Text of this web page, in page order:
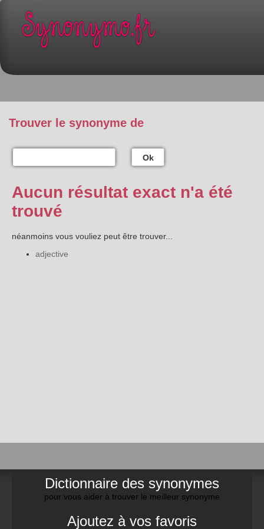
Trouver le synonyme de
Ok
Aucun résultat exact n'a été
trouvé
néanmoins vous vouliez peut être trouver...
adjective
Dictionnaire des synonymes
pour vous aider à trouver le meilleur synonyme
Ajoutez à vos favoris